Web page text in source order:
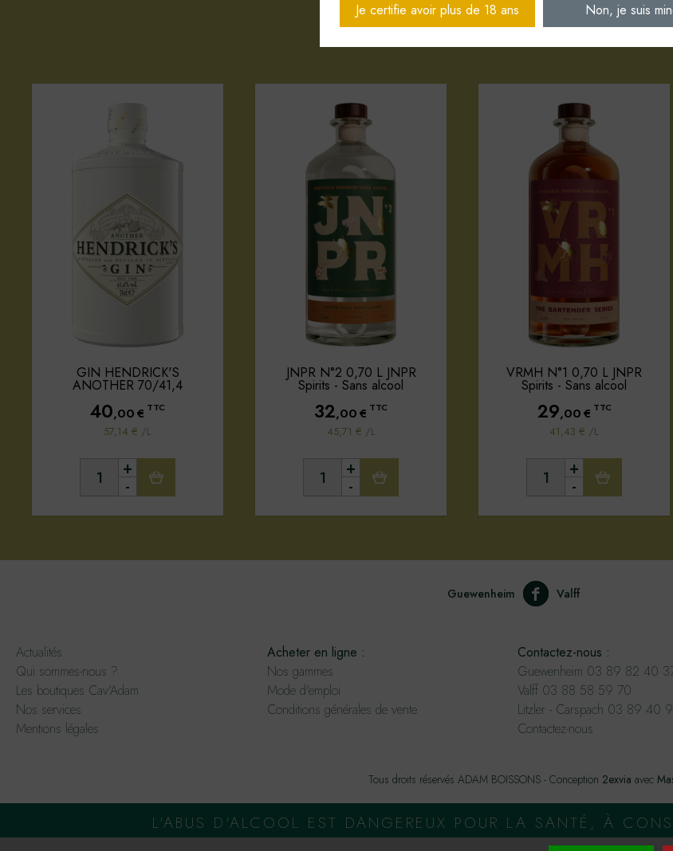
Votre sélection d'articles
GIN HENDRICK'S
ANOTHER 70/41,4
40,00€ TTC
57,14 € /L
-
+
JNPR N°2 0,70 L JNPR
Spirits - Sans alcool
32,00€ TTC
45,71 € /L
-
+
VRMH N°1 0,70 L JNPR
Spirits - Sans alcool
29,00€ TTC
41,43 € /L
-
+
Guewenheim Valff
Actualités
Qui sommes-nous ?
Les boutiques Cav'Adam
Nos services
Mentions légales
Acheter en ligne :
Nos gammes
Mode d'emploi
Conditions générales de vente
Contactez-nous :
Guewenheim 03 89 82 40
Valff 03 88 58 59 70
Litzler - Carspach 03 89 40
Contactez-nous
Tous droits réservés ADAM BOISSONS - Conception 2exvia avec
L'ABUS D'ALCOOL EST DANGEREUX POUR LA SANTÉ, À
Je certifie avoir plus de 18 ans Non, je suis